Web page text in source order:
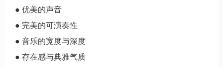
● 优美的声音
● 完美的可演奏性
● 音乐的宽度与深度
● 存在感与典雅气质